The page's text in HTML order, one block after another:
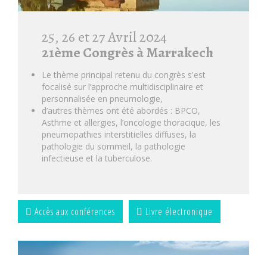
25, 26 et 27 Avril 2024
21ème Congrès à Marrakech
Le thème principal retenu du congrès s'est
focalisé sur l’approche multidisciplinaire et
personnalisée en pneumologie,
d’autres thèmes ont été abordés : BPCO,
Asthme et allergies, l’oncologie thoracique, les
pneumopathies interstitielles diffuses, la
pathologie du sommeil, la pathologie
infectieuse et la tuberculose.
Accès aux conférences Livre électronique